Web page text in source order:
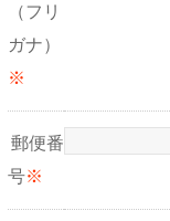
（フリ
ガナ）
※
郵便番
号※